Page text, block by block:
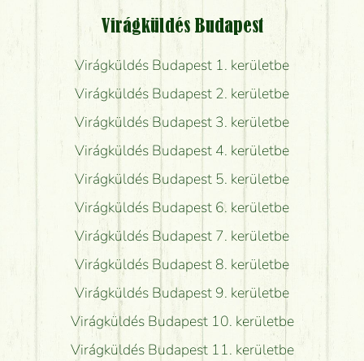
Virágküldés Budapest
Virágküldés Budapest 1. kerületbe
Virágküldés Budapest 2. kerületbe
Virágküldés Budapest 3. kerületbe
Virágküldés Budapest 4. kerületbe
Virágküldés Budapest 5. kerületbe
Virágküldés Budapest 6. kerületbe
Virágküldés Budapest 7. kerületbe
Virágküldés Budapest 8. kerületbe
Virágküldés Budapest 9. kerületbe
Virágküldés Budapest 10. kerületbe
Virágküldés Budapest 11. kerületbe